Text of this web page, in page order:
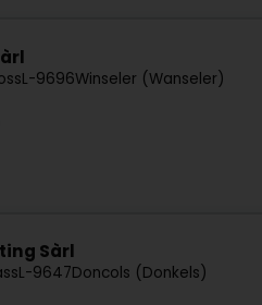
L-9696Winseler (Wanseler)
Sàrl
L-9647Doncols (Donkels)